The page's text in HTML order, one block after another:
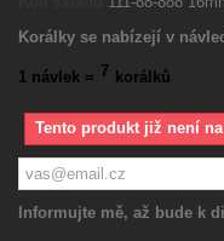
Korálky se nabízejí v
1 návlek = 7 korálků
Tento produkt již není
Informujte mě, až bude k